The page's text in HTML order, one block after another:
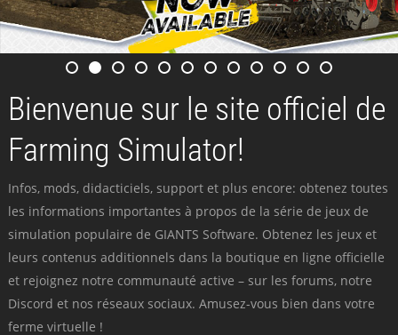
Bienvenue sur le site officiel de
Farming Simulator!
Infos, mods, didacticiels, support et plus encore: obtenez toutes
les informations importantes à propos de la série de jeux de
simulation populaire de GIANTS Software. Obtenez les jeux et
leurs contenus additionnels dans la boutique en ligne officielle
et rejoignez notre communauté active – sur les forums, notre
Discord et nos réseaux sociaux. Amusez-vous bien dans votre
ferme virtuelle !